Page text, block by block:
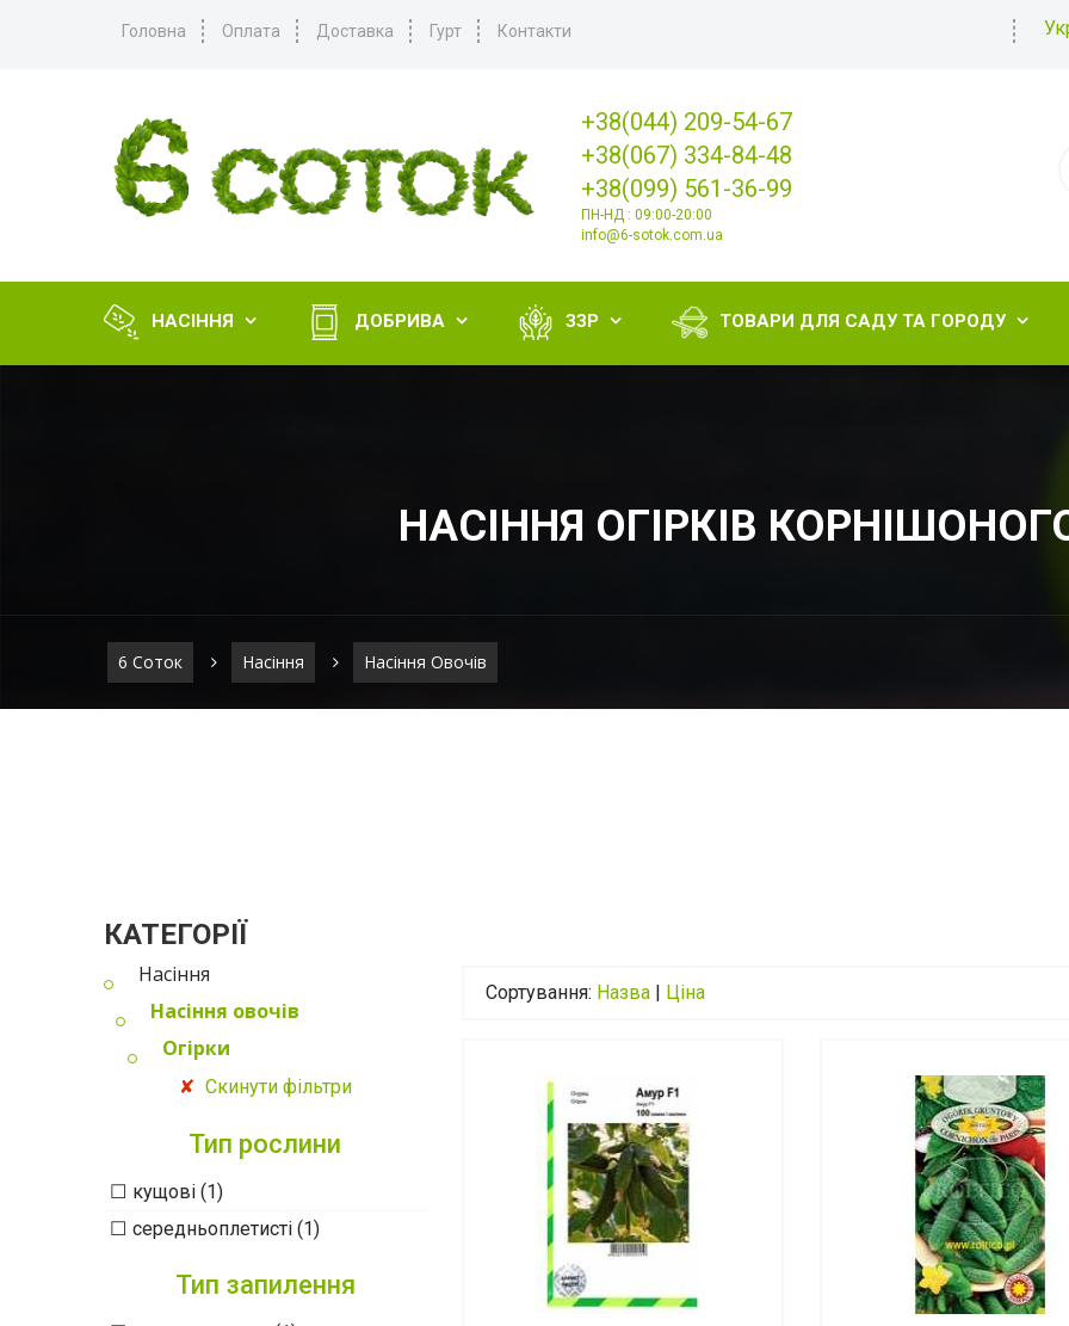
Головна Оплата Доставка Гурт Контакти
+38(044) 209-54-67
+38(067) 334-84-48
+38(099) 561-36-99
ПН-НД : 09:00-20:00
info@6-sotok.com.ua
НАСІННЯ  ДОБРИВА  ЗЗР  ТОВАРИ ДЛЯ САДУ ТА ГОРОДУ 
НАСІННЯ ОГІРКІВ
6 Соток Насіння Насіння Овочів
КАТЕГОРІЇ
Насіння
Насіння овочів
Огірки
Скинути фільтри
Тип рослини
кущові (1)
середньоплетисті (1)
Тип запилення
Сортування: Назва | Ціна